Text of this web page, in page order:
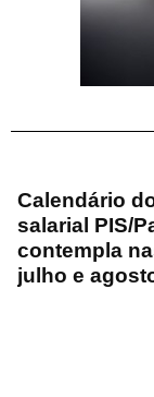
Calendário
salarial PIS/
contempla
julho e